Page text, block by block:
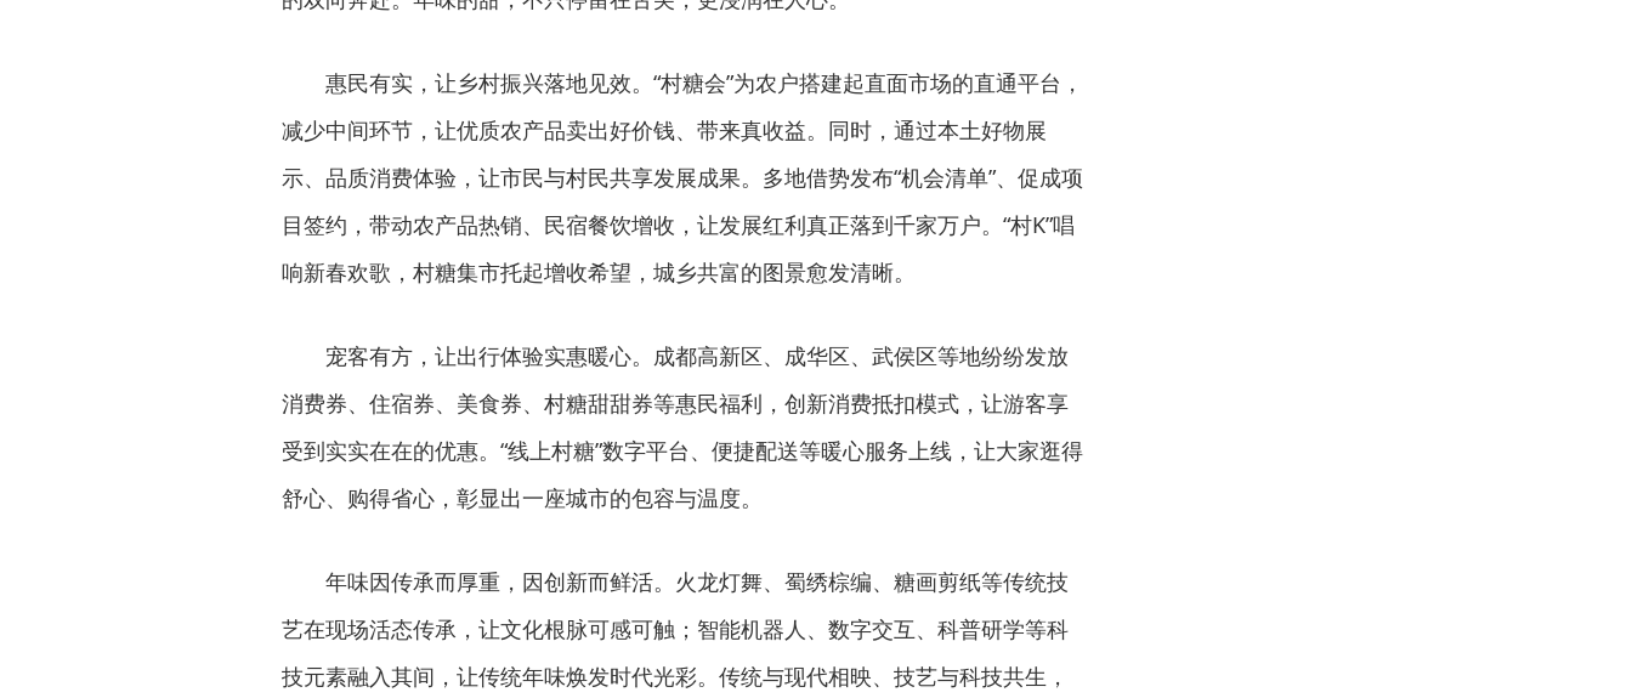
惠民有实，让乡村振兴落地见效。“村糖会”为农户搭建起直面市场的直通平台，
减少中间环节，让优质农产品卖出好价钱、带来真收益。同时，通过本土好物展
示、品质消费体验，让市民与村民共享发展成果。多地借势发布“机会清单”、促成项
目签约，带动农产品热销、民宿餐饮增收，让发展红利真正落到千家万户。“村K”唱
响新春欢歌，村糖集市托起增收希望，城乡共富的图景愈发清晰。
宠客有方，让出行体验实惠暖心。成都高新区、成华区、武侯区等地纷纷发放
消费券、住宿券、美食券、村糖甜甜券等惠民福利，创新消费抵扣模式，让游客享
受到实实在在的优惠。“线上村糖”数字平台、便捷配送等暖心服务上线，让大家逛得
舒心、购得省心，彰显出一座城市的包容与温度。
年味因传承而厚重，因创新而鲜活。火龙灯舞、蜀绣棕编、糖画剪纸等传统技
艺在现场活态传承，让文化根脉可感可触；智能机器人、数字交互、科普研学等科
技元素融入其间，让传统年味焕发时代光彩。传统与现代相映、技艺与科技共生，